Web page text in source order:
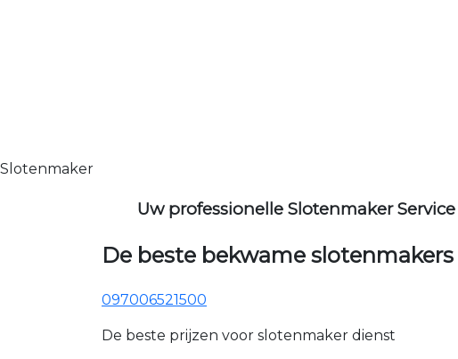
Slotenmaker
Uw professionelle Slotenmaker
De beste bekwame
097006521500
De beste prijzen voor slotenmaker dienst